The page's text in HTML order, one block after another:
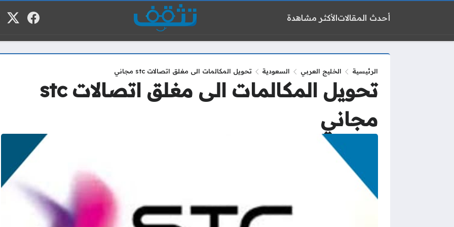
أحدث المقالاتالأكثر مشاهدة فيسبوك
الرئيسية الخليج العربي السعودية تحويل المكالمات الى مغلق اتصالات stc مجاني
تحويل المكالمات الى مغلق اتصالات stc
مجاني